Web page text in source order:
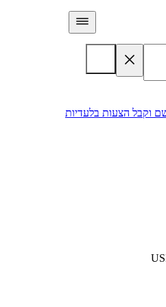
הצעות בלעדיות